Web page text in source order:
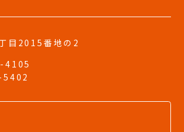
る個人情報に関して適用される日本の法
を遵守するとともに、本ポリシーの内容を
改善に努めます。
】
の取扱に関するお問い合わせは下記までご
目2015番地の2
4105